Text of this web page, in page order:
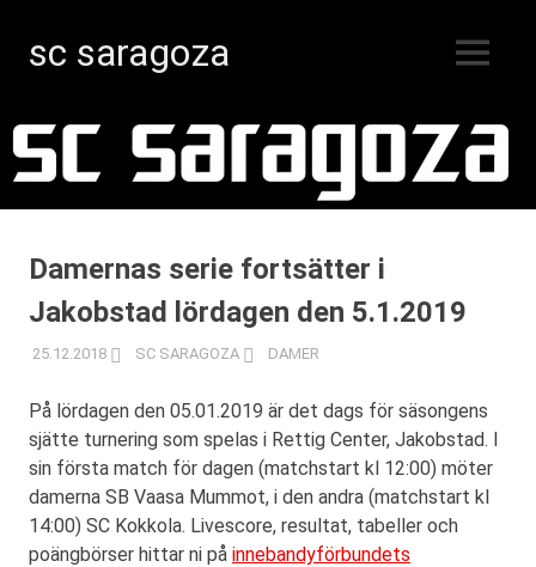
innehåll
sc saragoza
Kristinestad
sedan
MENY
Damernas serie fortsätter i
Jakobstad lördagen den 5.1.2019
25.12.2018 SC SARAGOZA DAMER
På lördagen den 05.01.2019 är det dags för säsongens
sjätte turnering som spelas i Rettig Center, Jakobstad. I
sin första match för dagen (matchstart kl 12:00) möter
damerna SB Vaasa Mummot, i den andra (matchstart kl
14:00) SC Kokkola. Livescore, resultat, tabeller och
poängbörser hittar ni på innebandyförbundets